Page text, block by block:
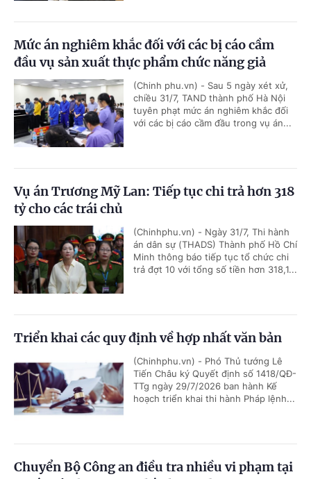
Mức án nghiêm khắc đối với các bị cáo cầm
đầu vụ sản xuất thực phẩm chức năng giả
(Chinh phu.vn) - Sau 5 ngày xét xử,
chiều 31/7, TAND thành phố Hà Nội
tuyên phạt mức án nghiêm khắc đối
với các bị cáo cầm đầu trong vụ án...
Vụ án Trương Mỹ Lan: Tiếp tục chi trả hơn 318
tỷ cho các trái chủ
(Chinhphu.vn) - Ngày 31/7, Thi hành
án dân sự (THADS) Thành phố Hồ Chí
Minh thông báo tiếp tục tổ chức chi
trả đợt 10 với tổng số tiền hơn 318,1...
Triển khai các quy định về hợp nhất văn bản
(Chinhphu.vn) - Phó Thủ tướng Lê
Tiến Châu ký Quyết định số 1418/QĐ-
TTg ngày 29/7/2026 ban hành Kế
hoạch triển khai thi hành Pháp lệnh...
Chuyển Bộ Công an điều tra nhiều vi phạm tại